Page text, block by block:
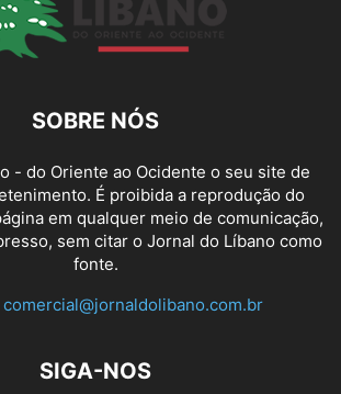
SOBRE NÓS
- do Oriente ao Ocidente o seu site de
É proibida a reprodução do
em qualquer meio de comunicação,
sem citar o Jornal do Líbano como
fonte.
comercial@jornaldolibano.com.br
SIGA-NOS